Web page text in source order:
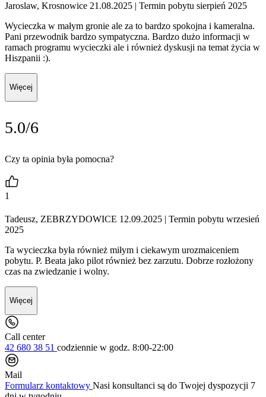
Jaroslaw, Krosnowice 21.08.2025 | Termin pobytu sierpień 2025
Wycieczka w małym gronie ale za to bardzo spokojna i kameralna.
Pani przewodnik bardzo sympatyczna. Bardzo dużo informacji w
ramach programu wycieczki ale i również dyskusji na temat życia w
Hiszpanii :).
Więcej
5.0/6
Czy ta opinia była pomocna?
1
Tadeusz, ZEBRZYDOWICE 12.09.2025 | Termin pobytu wrzesień
2025
Ta wycieczka była również miłym i ciekawym urozmaiceniem
pobytu. P. Beata jako pilot również bez zarzutu. Dobrze rozłożony
czas na zwiedzanie i wolny.
Więcej
Call center
42 680 38 51 codziennie w godz. 8:00-22:00
Mail
Formularz kontaktowy Nasi konsultanci są do Twojej dyspozycji 7